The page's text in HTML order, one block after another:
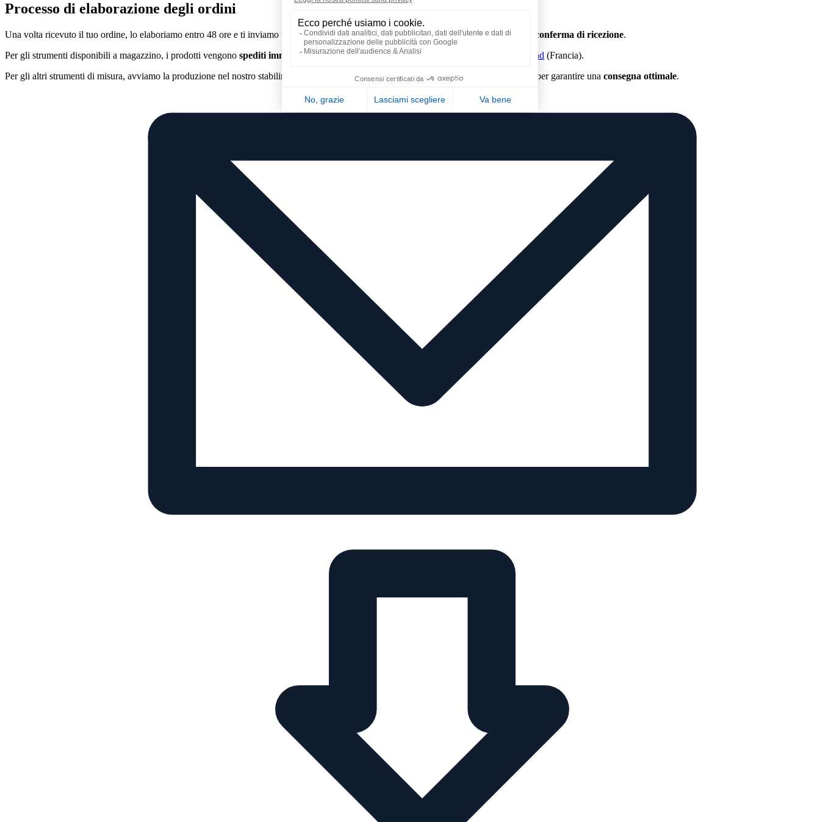
Processo di elaborazione degli ordini
Una volta ricevuto il tuo ordine, lo elaboriamo entro 48 ore e ti inviamo una conferma di ricezione. Ladata di spedizioneè indicata sulla conferma di ricezione.
Per gli strumenti disponibili a magazzino, i prodotti vengono spediti immediatamentedallanostra piattaforma logistica di Clermont-Ferrand (Francia).
Per gli altri strumenti di misura, avviamo la produzione nel nostro stabilimento
o in uno degli stabilimenti delgruppo Fuji Electric per garantire una consegna ottimale.